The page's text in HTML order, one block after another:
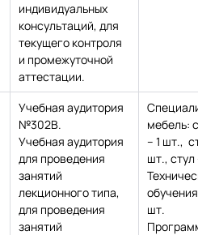
индивидуальных
консультаций, для
текущего контроля
и промежуточной
аттестации.
Учебная аудитория
№302В.
Учебная аудитория
для проведения
занятий
лекционного типа,
для проведения
занятий
мебель:
– 1 шт.,
шт.,
шт.